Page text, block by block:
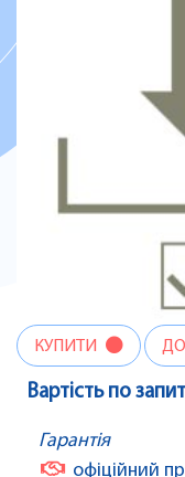
КУПИТИ
Вартість по
Гарантія
офіційний